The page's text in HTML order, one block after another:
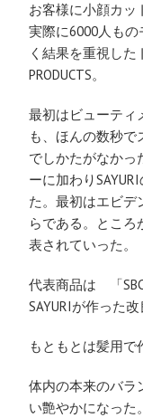
お客様に小顔カッ
実際に6000人も
く結果を重視した
PRODUCTS。
最初はビューティ
も、ほんの数秒
でしかたがなかっ
ーに加わり
た。最初はエビデ
らである。ところ
表されていった。
代表商品は 「
SAYURIが作った
もともとは髪用で
体内の本来のバラ
い艶やかになった